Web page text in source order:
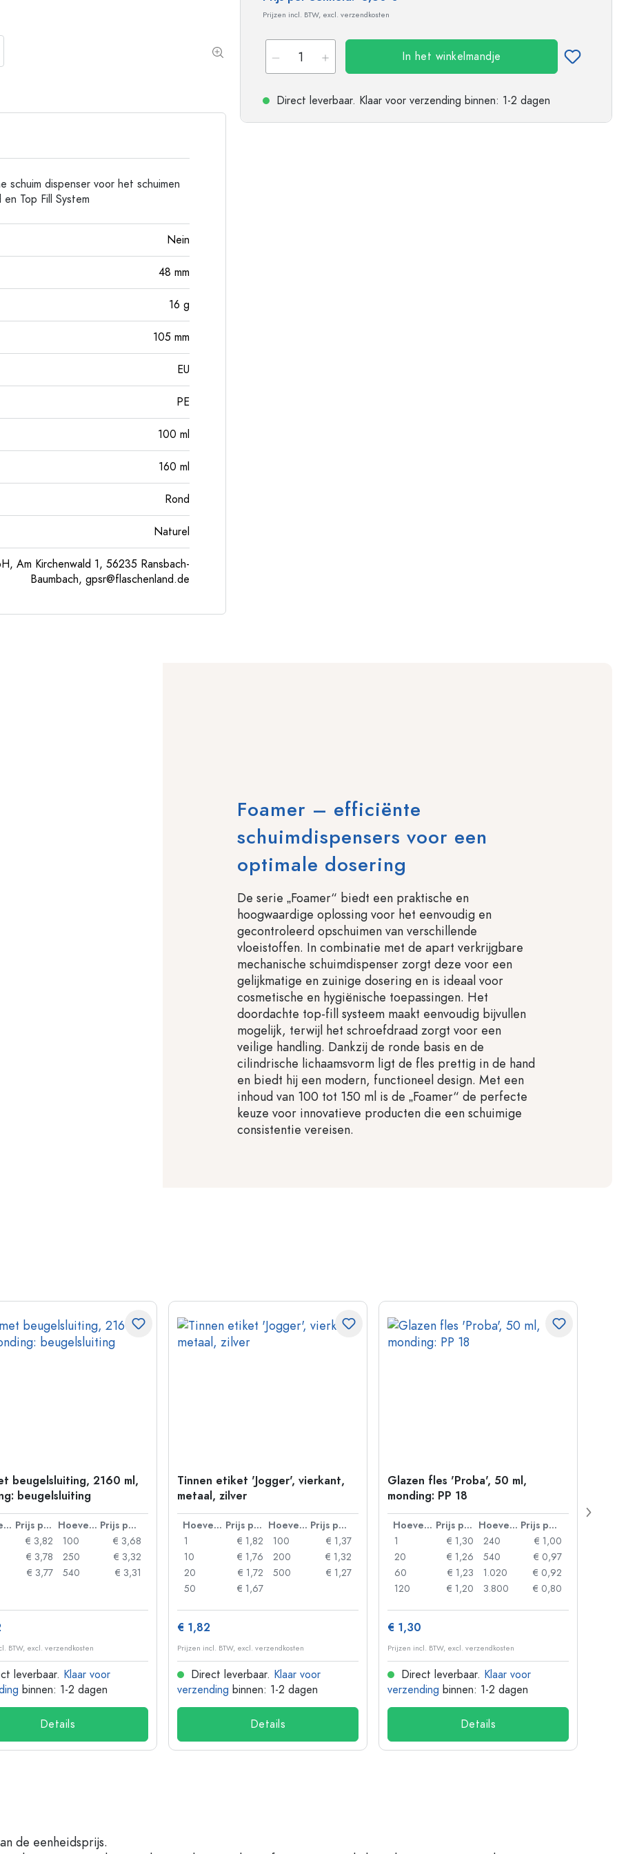
Prijzen incl. BTW, excl. verzendkosten
In het winkelmandje
Direct leverbaar. Klaar voor verzending binnen: 1-2 dagen
schuim dispenser voor het schuimen
Top Fill System
Nein
48 mm
16 g
105 mm
EU
PE
100 ml
160 ml
Rond
Naturel
Am Kirchenwald 1, 56235 Ransbach-
Baumbach, gpsr@flaschenland.de
Foamer – efficiënte
schuimdispensers voor een
optimale dosering
De serie „Foamer“ biedt een praktische en
hoogwaardige oplossing voor het eenvoudig en
gecontroleerd opschuimen van verschillende
vloeistoffen. In combinatie met de apart verkrijgbare
mechanische schuimdispenser zorgt deze voor een
gelijkmatige en zuinige dosering en is ideaal voor
cosmetische en hygiënische toepassingen. Het
doordachte top-fill systeem maakt eenvoudig bijvullen
mogelijk, terwijl het schroefdraad zorgt voor een
veilige handling. Dankzij de ronde basis en de
cilindrische lichaamsvorm ligt de fles prettig in de hand
en biedt hij een modern, functioneel design. Met een
inhoud van 100 tot 150 ml is de „Foamer“ de perfecte
keuze voor innovatieve producten die een schuimige
consistentie vereisen.
beugelsluiting, 2160 ml,
beugelsluiting
Hoeveelheid Prijs per eenheid Hoeveelheid
Prijs per eenheid
€ 3,82
€ 3,78
€ 3,77
100
€ 3,68
250
€ 3,32
540
€ 3,31
BTW, excl. verzendkosten
leverbaar. Klaar voor
binnen: 1-2 dagen
Details
Tinnen etiket 'Jogger', vierkant,
metaal, zilver
Hoeveelheid Prijs per eenheid Hoeveelheid
Prijs per eenheid
1
€ 1,82
10
€ 1,76
20
€ 1,72
50
€ 1,67
100
€ 1,37
200
€ 1,32
500
€ 1,27
€ 1,82
Prijzen incl. BTW, excl. verzendkosten
Direct leverbaar. Klaar voor
verzending binnen: 1-2 dagen
Details
Glazen fles 'Proba', 50 ml,
monding: PP 18
Hoeveelheid Prijs per eenheid Hoeveelheid
Prijs per eenheid
1
€ 1,30
20
€ 1,26
60
€ 1,23
120
€ 1,20
240
€ 1,00
540
€ 0,97
1.020
€ 0,92
3.800
€ 0,80
€ 1,30
Prijzen incl. BTW, excl. verzendkosten
Direct leverbaar. Klaar voor
verzending binnen: 1-2 dagen
Details
de eenheidsprijs.